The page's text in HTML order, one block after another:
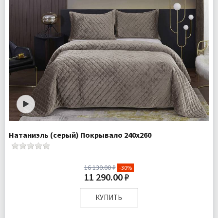
Натаниэль (серый) Покрывало 240х260
16 130.00 ₽ -30%
11 290.00 ₽
КУПИТЬ